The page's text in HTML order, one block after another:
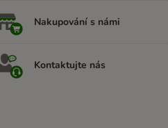
Nakupování s námi
Kontaktujte nás